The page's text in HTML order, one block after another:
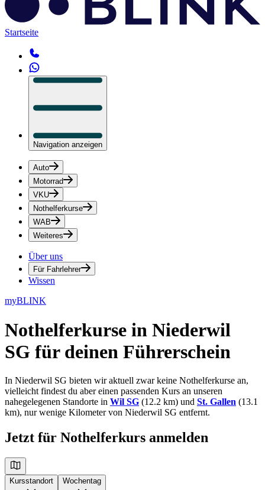
Startseite
Navigation anzeigen
Auto
Motorrad
VKU
Nothelferkurse
WAB
Weiteres
Über uns
Für Fahrlehrer
Wissen
myBLINK
Nothelferkurse in Niederwil
SG für deinen Führerschein
In Niederwil SG bieten wir aktuell zwar keine Nothelferkurse an,
vielleicht findest du aber einen passenden Kurs an unseren
nahegelegenen Standorte in Wil SG (12.2 km) und St. Gallen (13.1
km), nur wenige Kilometer von Niederwil SG entfernt.
Jetzt für Nothelferkurs anmelden
Kursstandort Wochentag